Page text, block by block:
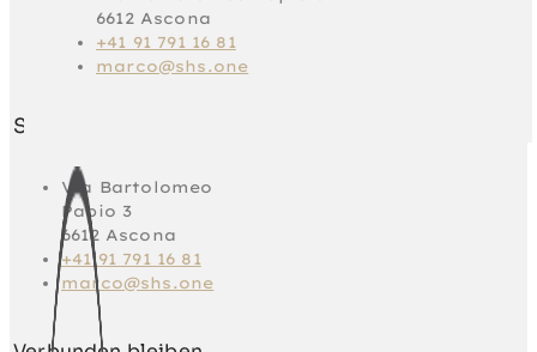
6612 Ascona
+41 91 791 16 81
marco@shs.one
Superior Home Styling
Via Bartolomeo
Papio 3
6612 Ascona
+41 91 791 16 81
marco@shs.one